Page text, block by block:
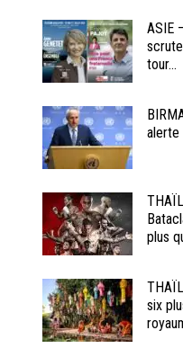
ASIE
tour...
alerte
plus
six